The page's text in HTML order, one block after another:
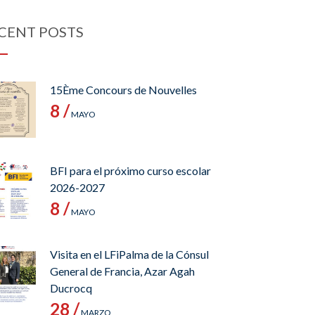
POSTS
15Ème Concours de Nouvelles
8 /MAYO
BFI para el próximo curso escolar
2026-2027
8 /MAYO
Visita en el LFiPalma de la Cónsul
General de Francia, Azar Agah
Ducrocq
28 /MARZO